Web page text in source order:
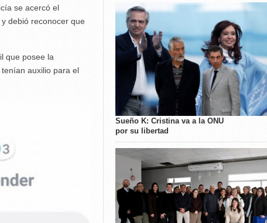
se acercó el
debió reconocer que
que posee la
auxilio para el
Sueño K: Cristina va a la ONU
por su libertad